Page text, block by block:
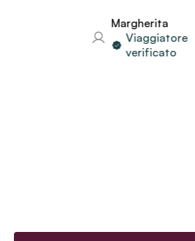
Margherita
Viaggiatore
verificato